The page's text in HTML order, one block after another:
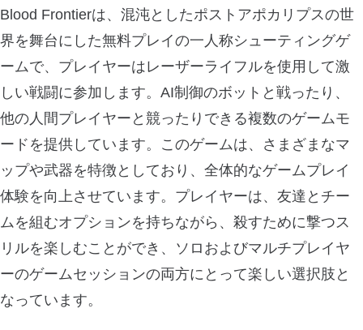
Blood Frontierは、混沌としたポストアポカリプスの世
界を舞台にした無料プレイの一人称シューティングゲ
ームで、プレイヤーはレーザーライフルを使用して激
しい戦闘に参加します。AI制御のボットと戦ったり、
他の人間プレイヤーと競ったりできる複数のゲームモ
ードを提供しています。このゲームは、さまざまなマ
ップや武器を特徴としており、全体的なゲームプレイ
体験を向上させています。プレイヤーは、友達とチー
ムを組むオプションを持ちながら、殺すために撃つス
リルを楽しむことができ、ソロおよびマルチプレイヤ
ーのゲームセッションの両方にとって楽しい選択肢と
なっています。